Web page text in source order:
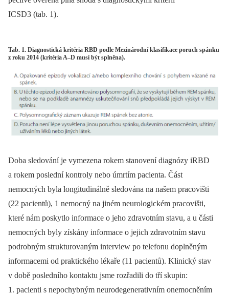
ICSD3 (tab. 1).
Tab. 1. Diagnostická kritéria RBD podle Mezinárodní klasifikace poruch spánku
z roku 2014 (kritéria A–D musí být splněna).
Doba sledování je vymezena rokem stanovení diagnózy iRBD
a rokem poslední kontroly nebo úmrtím pacienta. Část
nemocných byla longitudinálně sledována na našem pracovišti
(22 pacientů), 1 nemocný na jiném neurologickém pracovišti,
které nám poskytlo informace o jeho zdravotním stavu, a u části
nemocných byly získány informace o jejich zdravotním stavu
podrobným strukturovaným interview po telefonu doplněným
informacemi od praktického lékaře (11 pacientů). Klinický stav
v době posledního kontaktu jsme rozřadili do tří skupin:
1. pacienti s nepochybným neurodegenerativním onemocněním